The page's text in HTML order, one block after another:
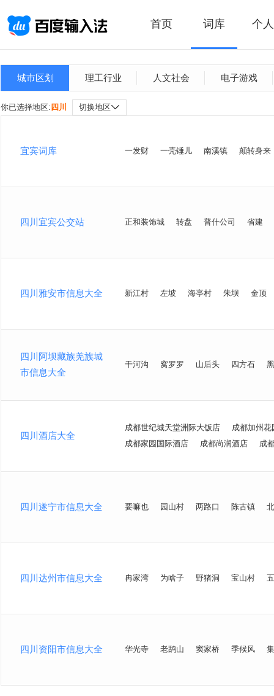
首页 词库 个
城市区划 理工行业 人文社会 电子游戏
你已选择地区: 四川 切换地区
宜宾词库 一发财 一壳锤儿 南溪镇 颠转身来
四川宜宾公交站 正和装饰城 转盘 普什公司 省建
四川雅安市信息大全 新江村 左坡 海亭村 朱坝 金顶
四川阿坝藏族羌族城
市信息大全
干河沟 窝罗罗 山后头 四方石
四川酒店大全
成都世纪城天堂洲际大饭店
成都加州花
成都家园国际酒店
成都尚润酒店 成
四川遂宁市信息大全 要嘛也 园山村 两路口 陈古镇
四川达州市信息大全 冉家湾 为啥子 野猪洞 宝山村
四川资阳市信息大全 华光寺 老鸹山 窦家桥 季候风